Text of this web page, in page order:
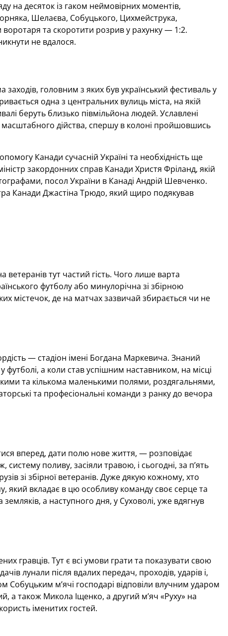
на десяток із гаком неймовірних моментів,
Шелаєва, Собуцького, Цихмейструка,
та скоротити розрив у рахунку — 1:2.
не вдалося.
головним з яких був український фестиваль у
одна з центральних вулиць міста, на якій
беруть близько півмільйона людей. Уславлені
дійства, спершу в колоні пройшовшись
Канади сучасній Україні та необхідність ще
закордонних справ Канади Христя Фріланд, якій
посол України в Канаді Андрій Шевченко.
Канади Джастіна Трюдо, який щиро подякував
ветеранів тут частий гість. Чого лише варта
футболу або минулорічна зі збірною
містечок, де на матчах зазвичай збирається чи не
— стадіон імені Богдана Маркевича. Знаний
а коли став успішним наставником, на місці
та кількома маленькими полями, роздягальнями,
та професіональні команди з ранку до вечора
вперед, дати полю нове життя, — розповідає
поливу, засіяли травою, і сьогодні, за п’ять
зі збірної ветеранів. Дуже дякую кожному, хто
який вкладає в цю особливу команду своє серце та
а наступного дня, у Суховолі, уже вдягнув
гравців. Тут є всі умови грати та показувати свою
лунали після вдалих передач, проходів, ударів і,
Собуцьким м’ячі господарі відповіли влучним ударом
а також Микола Іщенко, а другий м’яч «Руху» на
іменитих гостей.